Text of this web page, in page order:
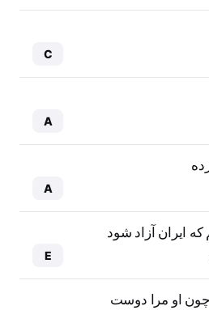
C
A
A
که ایران آزاد شود
E
او مرا دوست